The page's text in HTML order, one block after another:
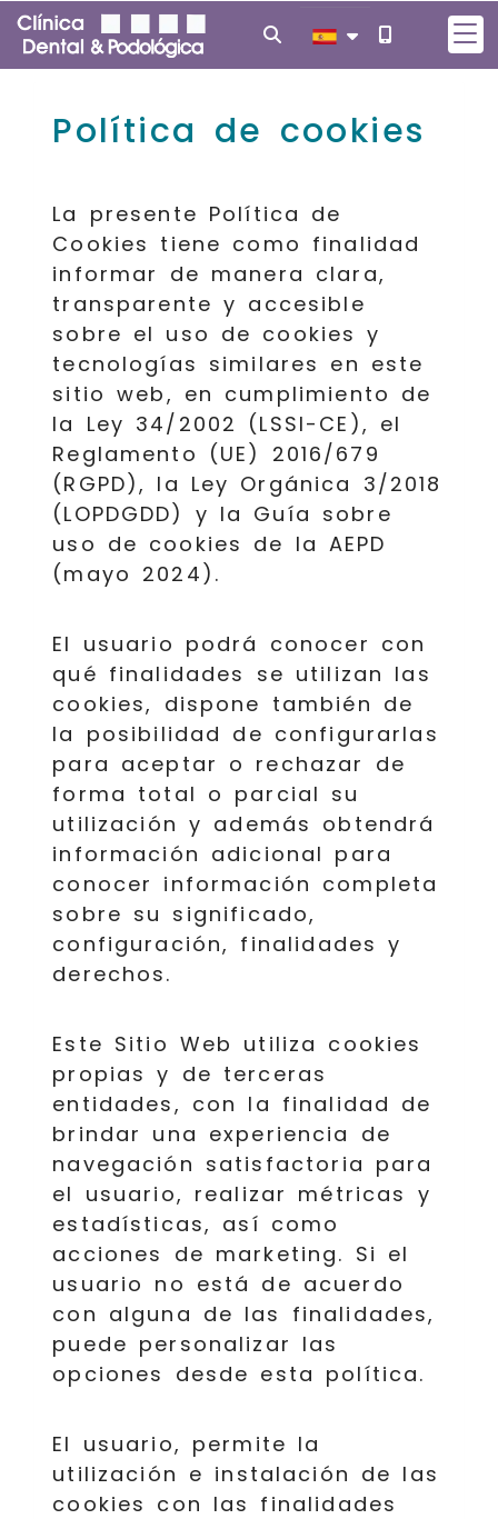
Política de cookies
La presente Política de
Cookies tiene como finalidad
informar de manera clara,
transparente y accesible
sobre el uso de cookies y
tecnologías similares en este
sitio web, en cumplimiento de
la Ley 34/2002 (LSSI-CE), el
Reglamento (UE) 2016/679
(RGPD), la Ley Orgánica 3/2018
(LOPDGDD) y la Guía sobre
uso de cookies de la AEPD
(mayo 2024).
El usuario podrá conocer con
qué finalidades se utilizan las
cookies, dispone también de
la posibilidad de configurarlas
para aceptar o rechazar de
forma total o parcial su
utilización y además obtendrá
información adicional para
conocer información completa
sobre su significado,
configuración, finalidades y
derechos.
Este Sitio Web utiliza cookies
propias y de terceras
entidades, con la finalidad de
brindar una experiencia de
navegación satisfactoria para
el usuario, realizar métricas y
estadísticas, así como
acciones de marketing. Si el
usuario no está de acuerdo
con alguna de las finalidades,
puede personalizar las
opciones desde esta política.
El usuario, permite la
utilización e instalación de las
cookies con las finalidades